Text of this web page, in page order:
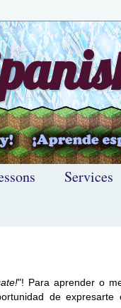
Services
"! Para aprender o
de